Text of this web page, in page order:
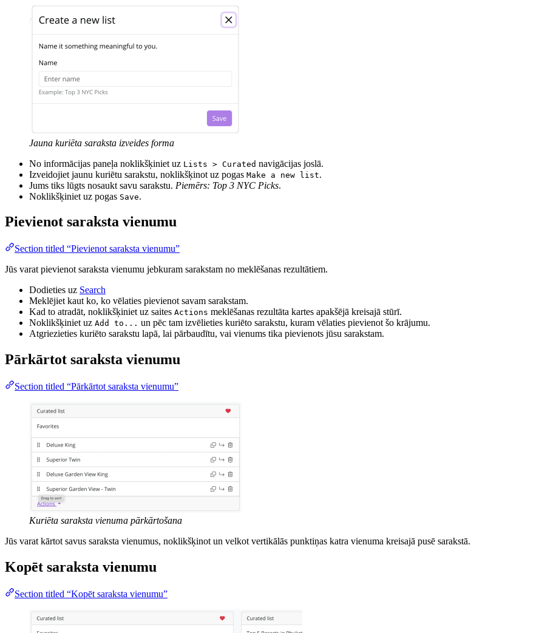
Jauna kuriēta saraksta izveides forma
No informācijas paneļa noklikšķiniet uz Lists > Curated navigācijas joslā.
Izveidojiet jaunu kuriētu sarakstu, noklikšķinot uz pogas Make a new list.
Jums tiks lūgts nosaukt savu sarakstu. Piemērs: Top 3 NYC Picks.
Noklikšķiniet uz pogas Save.
Pievienot saraksta vienumu
Section titled “Pievienot saraksta vienumu”
Jūs varat pievienot saraksta vienumu jebkuram sarakstam no meklēšanas rezultātiem.
Dodieties uz Search
Meklējiet kaut ko, ko vēlaties pievienot savam sarakstam.
Kad to atradāt, noklikšķiniet uz saites Actions meklēšanas rezultāta kartes apakšējā kreisajā stūrī.
Noklikšķiniet uz Add to... un pēc tam izvēlieties kuriēto sarakstu, kuram vēlaties pievienot šo krājumu.
Atgriezieties kuriēto sarakstu lapā, lai pārbaudītu, vai vienums tika pievienots jūsu sarakstam.
Pārkārtot saraksta vienumu
Section titled “Pārkārtot saraksta vienumu”
Kuriēta saraksta vienuma pārkārtošana
Jūs varat kārtot savus saraksta vienumus, noklikšķinot un velkot vertikālās punktiņas katra vienuma kreisajā pusē sarakstā.
Kopēt saraksta vienumu
Section titled “Kopēt saraksta vienumu”